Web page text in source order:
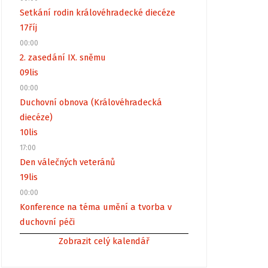
Setkání rodin královéhradecké diecéze
17říj
00:00
2. zasedání IX. sněmu
09lis
00:00
Duchovní obnova (Královéhradecká
diecéze)
10lis
17:00
Den válečných veteránů
19lis
00:00
Konference na téma umění a tvorba v
duchovní péči
Zobrazit celý kalendář